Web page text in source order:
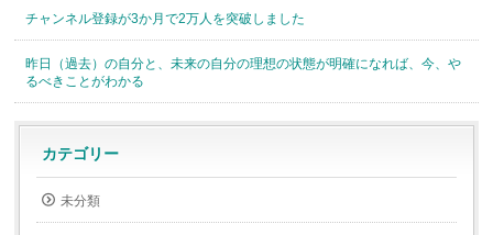
チャンネル登録が3か月で2万人を突破しました
昨日（過去）の自分と、未来の自分の理想の状態が明確になれば、今、や
るべきことがわかる
カテゴリー
未分類